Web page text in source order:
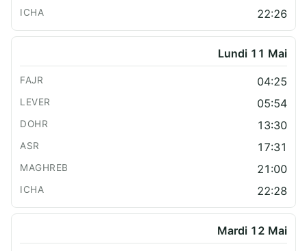
22:26
Lundi 11 Mai
04:25
05:54
13:30
17:31
21:00
22:28
Mardi 12 Mai